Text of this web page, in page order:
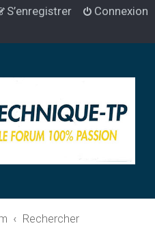
Connexion
S’enregistrer
Rechercher